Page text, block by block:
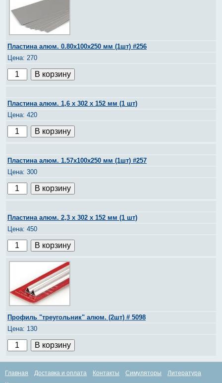
Пластина алюм. 0.80х100х250 мм (1шт) #256
270
Пластина алюм. 1,6 х 302 х 152 мм (1 шт)
420
Пластина алюм. 1.57х100х250 мм (1шт) #257
300
Пластина алюм. 2,3 х 302 х 152 мм (1 шт)
450
Профиль "треугольник" алюм. (2шт) # 5098
130
Главная Доставка и оплата Контакты Симуляторы
Литература